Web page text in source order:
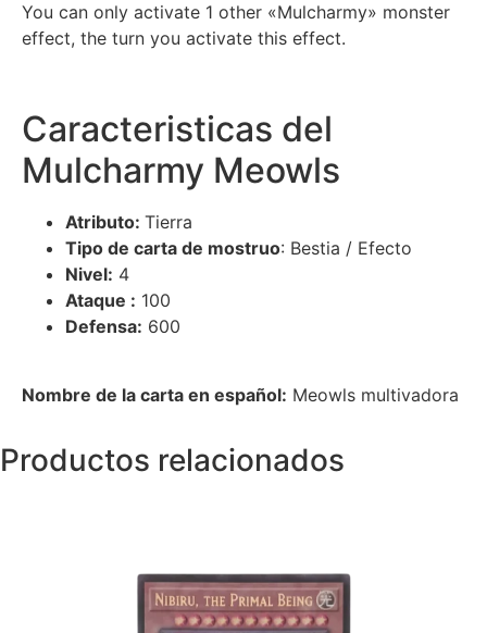
You can only activate 1 other «Mulcharmy» monster
effect, the turn you activate this effect.
Caracteristicas del
Mulcharmy Meowls
Atributo: Tierra
Tipo de carta de mostruo: Bestia / Efecto
Nivel: 4
Ataque : 100
Defensa: 600
Nombre de la carta en español: Meowls multivadora
Productos relacionados